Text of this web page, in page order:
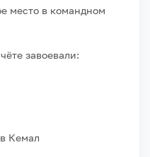
место в командном
завоевали:
Кемал